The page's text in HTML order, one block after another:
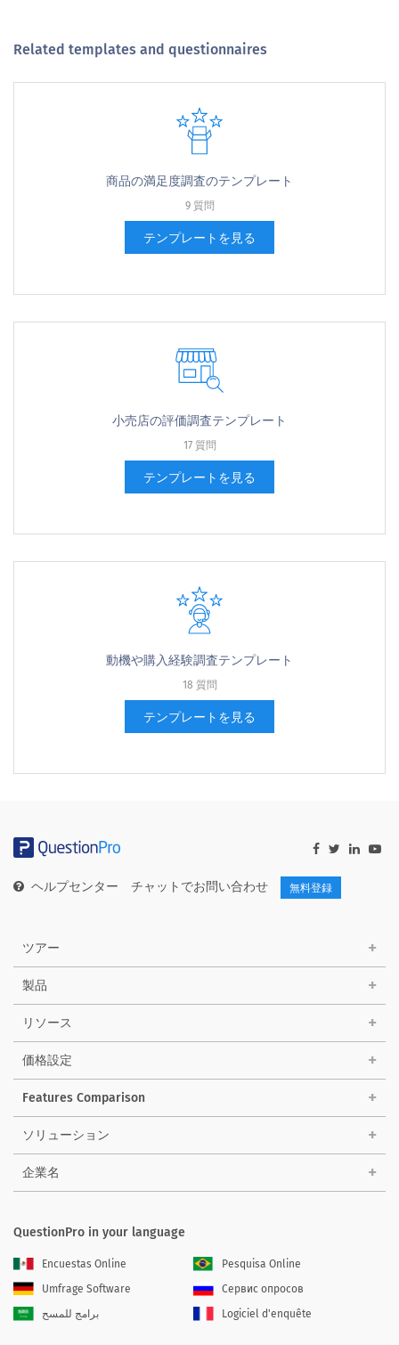
Related templates and questionnaires
商品の満足度調査のテンプレート
9 質問
テンプレートを見る
小売店の評価調査テンプレート
17 質問
テンプレートを見る
動機や購入経験調査テンプレート
18 質問
テンプレートを見る
ヘルプセンター チャットでお問い合わせ 無料登録
ツアー
製品
リソース
価格設定
Features Comparison
ソリューション
企業名
QuestionPro in your language
Encuestas Online
Pesquisa Online
Umfrage Software
Сервис опросов
برامج للمسح
Logiciel d'enquête